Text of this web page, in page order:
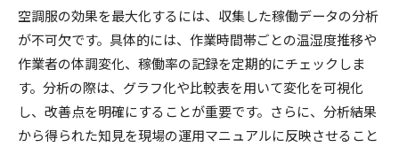
空調服の効果を最大化するには、収集した稼働データの分析
が不可欠です。具体的には、作業時間帯ごとの温湿度推移や
作業者の体調変化、稼働率の記録を定期的にチェックしま
す。分析の際は、グラフ化や比較表を用いて変化を可視化
し、改善点を明確にすることが重要です。さらに、分析結果
から得られた知見を現場の運用マニュアルに反映させること